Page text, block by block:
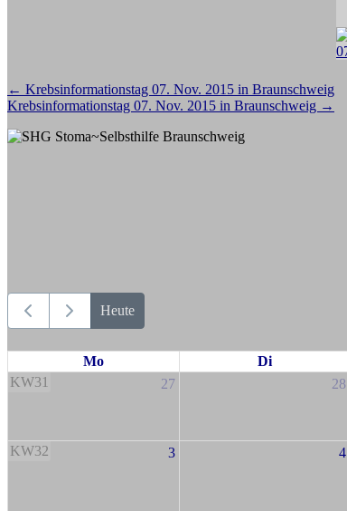
Beitragsnavigation
← Krebsinformationstag 07. Nov. 2015 in Braunschweig
Krebsinformationstag 07. Nov. 2015 in Braunschweig →
Heute
Mo Di
KW31
27 28
KW32 3 4